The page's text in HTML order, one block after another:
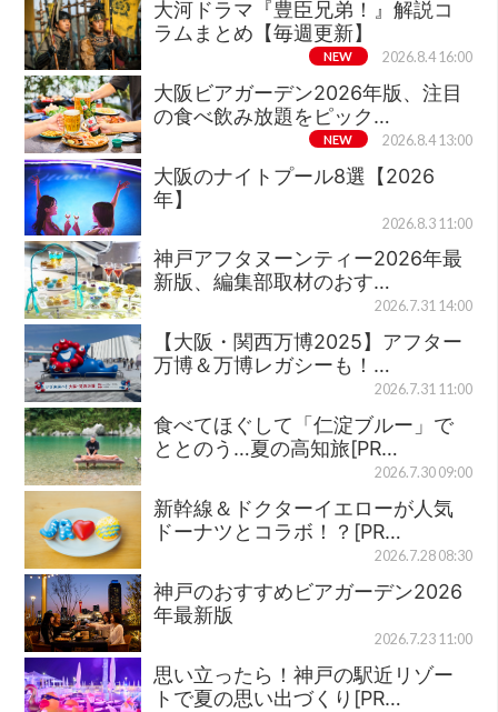
大河ドラマ『豊臣兄弟！』解説コ
ラムまとめ【毎週更新】
NEW 2026.8.4 16:00
大阪ビアガーデン2026年版、注目
の食べ飲み放題をピック…
NEW 2026.8.4 13:00
大阪のナイトプール8選【2026
年】
2026.8.3 11:00
神戸アフタヌーンティー2026年最
新版、編集部取材のおす…
2026.7.31 14:00
【大阪・関西万博2025】アフター
万博＆万博レガシーも！…
2026.7.31 11:00
食べてほぐして「仁淀ブルー」で
ととのう…夏の高知旅[PR…
2026.7.30 09:00
新幹線＆ドクターイエローが人気
ドーナツとコラボ！？[PR…
2026.7.28 08:30
神戸のおすすめビアガーデン2026
年最新版
2026.7.23 11:00
思い立ったら！神戸の駅近リゾー
トで夏の思い出づくり[PR…